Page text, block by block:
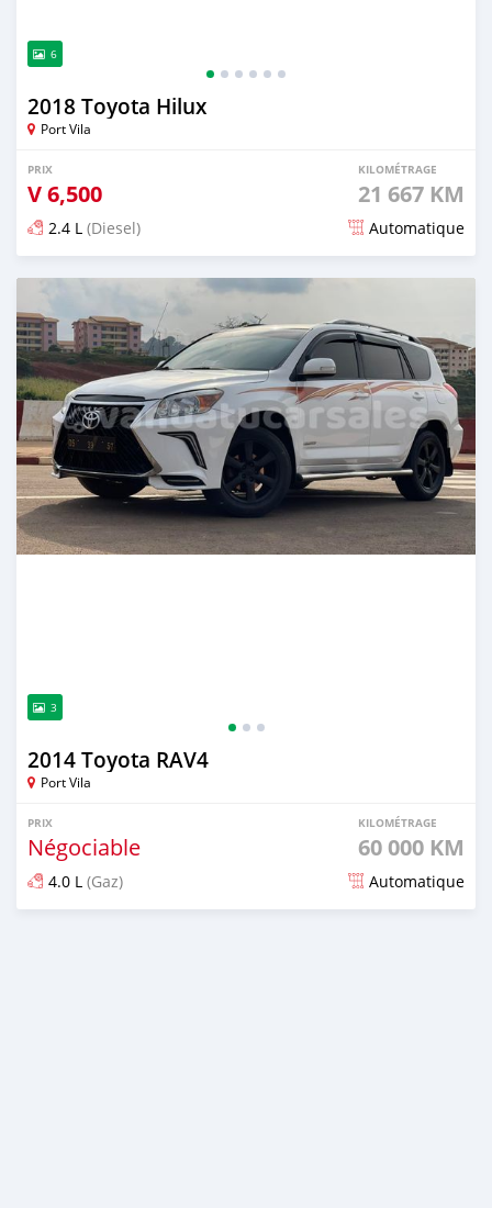
6
2018 Toyota Hilux
Port Vila
PRIX
V6,500
KILOMÉTRAGE
21 667 KM
2.4 L (Diesel) Automatique
Publié il y a plus de 3 ans
3
2014 Toyota RAV4
Port Vila
PRIX
Négociable
KILOMÉTRAGE
60 000 KM
4.0 L (Gaz) Automatique